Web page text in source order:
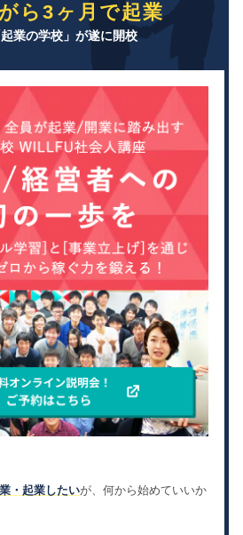
ら3ヶ月で起業
業の学校」が遂に開校
・起業したいが、何から始めていいか